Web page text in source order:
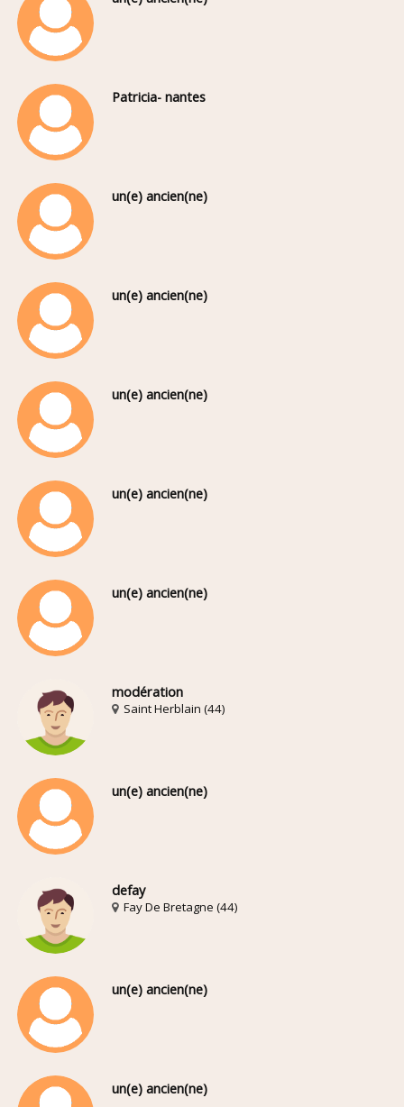
Patricia- nantes
un(e) ancien(ne)
un(e) ancien(ne)
un(e) ancien(ne)
un(e) ancien(ne)
un(e) ancien(ne)
modération
Saint Herblain (44)
un(e) ancien(ne)
defay
Fay De Bretagne (44)
un(e) ancien(ne)
un(e) ancien(ne)